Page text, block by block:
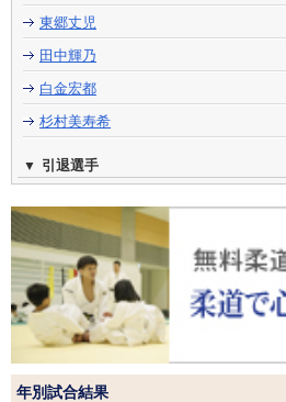
東郷丈児
田中輝乃
白金宏都
杉村美寿希
引退選手
年別試合結果